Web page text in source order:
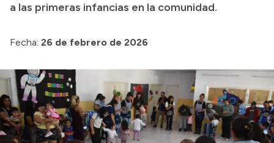
Consulta de pago a proveedores
Intranet
Login
a las primeras infancias en la comunidad.
Fecha: 26 de febrero de 2026